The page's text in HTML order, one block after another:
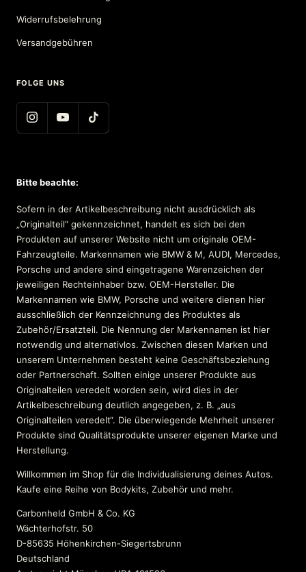
Widerrufsbelehrung
Versandgebühren
FOLGE UNS
Bitte beachte:
Sofern in der Artikelbeschreibung nicht ausdrücklich als
„Originalteil“ gekennzeichnet, handelt es sich bei den
Produkten auf unserer Website nicht um originale OEM-
Fahrzeugteile. Markennamen wie BMW & M, AUDI, Mercedes,
Porsche und andere sind eingetragene Warenzeichen der
jeweiligen Rechteinhaber bzw. OEM-Hersteller. Die
Markennamen wie BMW, Porsche und weitere dienen hier
ausschließlich der Kennzeichnung des Produktes als
Zubehör/Ersatzteil. Die Nennung der Markennamen ist hier
notwendig und alternativlos. Zwischen diesen Marken und
unserem Unternehmen besteht keine Geschäftsbeziehung
oder Partnerschaft. Sollten einige unserer Produkte aus
Originalteilen veredelt worden sein, wird dies in der
Artikelbeschreibung deutlich angegeben, z. B. „aus
Originalteilen veredelt“. Die überwiegende Mehrheit unserer
Produkte sind Qualitätsprodukte unserer eigenen Marke und
Herstellung.
Willkommen im Shop für die Individualisierung deines Autos.
Kaufe eine Reihe von Bodykits, Zubehör und mehr.
Carbonheld GmbH & Co. KG
Wächterhofstr. 50
D-85635 Höhenkirchen-Siegertsbrunn
Deutschland